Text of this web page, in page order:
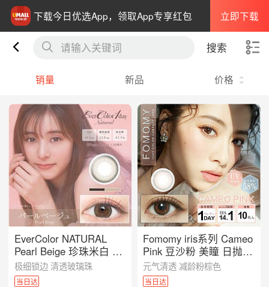
下载今日优选App，领取App专享红包 立即下载
请输入关键词 搜索
销量 新品 价格
EverColor NATURAL
Pearl Beige 珍珠米白 美
瞳 日抛 20枚入/多规格
可选
极细锁边 清透玻璃珠
当日达
Fomomy iris系列 Cameo
Pink 豆沙粉 美瞳 日抛
10枚入/多规格可选
元气清透 减龄粉棕色
当日达